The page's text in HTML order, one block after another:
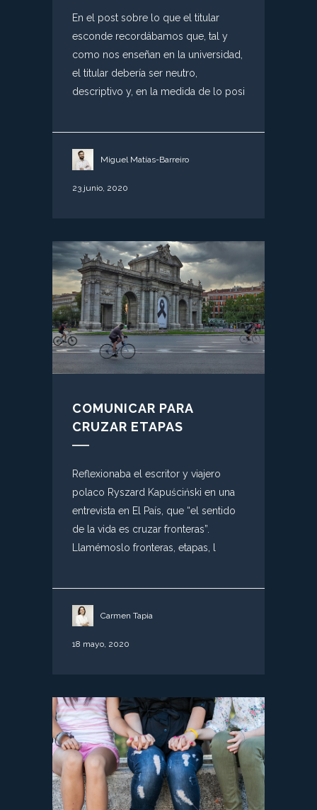
En el post sobre lo que el titular
esconde recordábamos que, tal y
como nos enseñan en la universidad,
el titular debería ser neutro,
descriptivo y, en la medida de lo posi
Miguel Matías-Barreiro
23 junio, 2020
COMUNICAR PARA
CRUZAR ETAPAS
Reflexionaba el escritor y viajero
polaco Ryszard Kapuściński en una
entrevista en El País, que “el sentido
de la vida es cruzar fronteras”.
Llamémoslo fronteras, etapas, l
Carmen Tapia
18 mayo, 2020